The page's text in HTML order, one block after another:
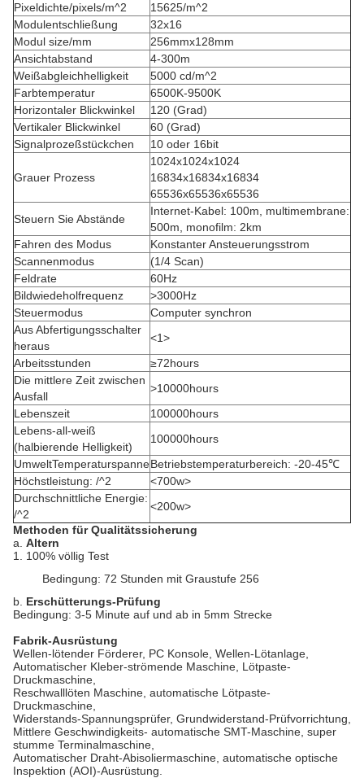
Pixeldichte/pixels/m^2
15625/m^2
Modulentschließung
32x16
Modul size/mm
256mmx128mm
Ansichtabstand
4-300m
Weißabgleichhelligkeit
5000 cd/m^2
Farbtemperatur
6500K-9500K
Horizontaler Blickwinkel
120 (Grad)
Vertikaler Blickwinkel
60 (Grad)
Signalprozeßstückchen
10 oder 16bit
Grauer Prozess
1024x1024x1024
16834x16834x16834
65536x65536x65536
Steuern Sie Abstände
Internet-Kabel: 100m, multimembrane:
500m, monofilm: 2km
Fahren des Modus
Konstanter Ansteuerungsstrom
Scannenmodus
(1/4 Scan)
Feldrate
60Hz
Bildwiedeholfrequenz
>3000Hz
Steuermodus
Computer synchron
Aus Abfertigungsschalter
heraus
<1>
Arbeitsstunden
≥72hours
Die mittlere Zeit zwischen
Ausfall
>10000hours
Lebenszeit
100000hours
Lebens-all-weiß
(halbierende Helligkeit)
100000hours
UmweltTemperaturspanneBetriebstemperaturbereich: -20-45℃
Höchstleistung: /^2
<700w>
Durchschnittliche Energie:
/^2
<200w>
Methoden für Qualitätssicherung
a. Altern
1. 100% völlig Test
Bedingung: 72 Stunden mit Graustufe 256
b. Erschütterungs-Prüfung
Bedingung: 3-5 Minute auf und ab in 5mm Strecke
Fabrik-Ausrüstung
Wellen-lötender Förderer, PC Konsole, Wellen-Lötanlage,
Automatischer Kleber-strömende Maschine, Lötpaste-
Druckmaschine,
Reschwalllöten Maschine, automatische Lötpaste-
Druckmaschine,
Widerstands-Spannungsprüfer, Grundwiderstand-Prüfvorrichtung,
Mittlere Geschwindigkeits- automatische SMT-Maschine, super
stumme Terminalmaschine,
Automatischer Draht-Abisoliermaschine, automatische optische
Inspektion (AOI)-Ausrüstung.